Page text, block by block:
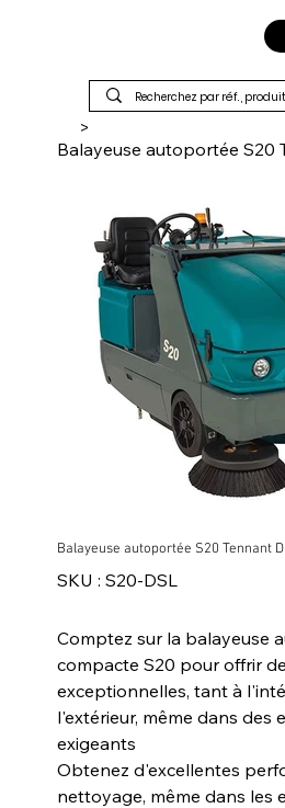
>
Balayeuse autoportée S20
Balayeuse autoportée S20 Tennant
SKU :
SKU
S20-
S20-DSL
Comptez sur la balayeuse
compacte S20 pour offrir
exceptionnelles, tant à
l'extérieur, même dans des
exigeants
Obtenez d'excellentes
nettoyage, même dans les